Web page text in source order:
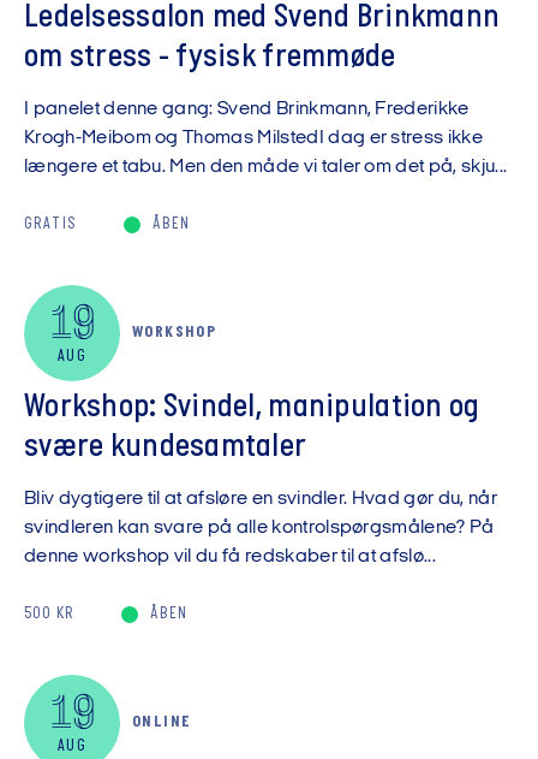
Ledelsessalon med Svend Brinkmann
om stress - fysisk fremmøde
I panelet denne gang: Svend Brinkmann, Frederikke
Krogh-Meibom og Thomas MilstedI dag er stress ikke
længere et tabu. Men den måde vi taler om det på, skju...
GRATIS ÅBEN
19
AUG
WORKSHOP
Workshop: Svindel, manipulation og
svære kundesamtaler
Bliv dygtigere til at afsløre en svindler. Hvad gør du, når
svindleren kan svare på alle kontrolspørgsmålene? På
denne workshop vil du få redskaber til at afslø...
500 KR ÅBEN
19
AUG
ONLINE